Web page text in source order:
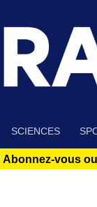
SCIENCES
Abonnez-vous